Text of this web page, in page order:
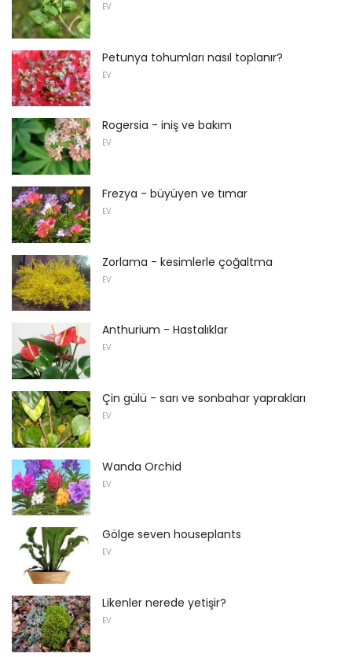
EV
Petunya tohumları nasıl toplanır?
EV
Rogersia - iniş ve bakım
EV
Frezya - büyüyen ve tımar
EV
Zorlama - kesimlerle çoğaltma
EV
Anthurium - Hastalıklar
EV
Çin gülü - sarı ve sonbahar yaprakları
EV
Wanda Orchid
EV
Gölge seven houseplants
EV
Likenler nerede yetişir?
EV